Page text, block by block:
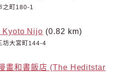
之町180-1
Kyoto Nijo (0.82 km)
坊大宮町144-4
畫和書飯店 (The Heditstar